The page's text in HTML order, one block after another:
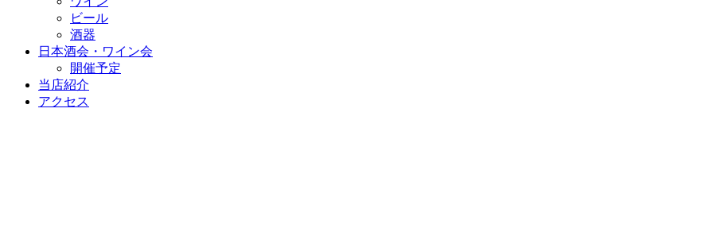
ビール
酒器
日本酒会・ワイン会
開催予定
当店紹介
アクセス